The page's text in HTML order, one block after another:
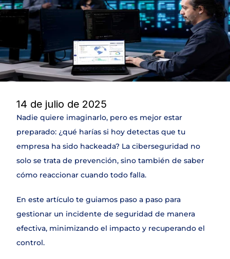
Back Up & Storage
DLP
NAC & IPAM
Wifi Security
IDS
SIEM
Web Application Firewall
Encryption & Transfer Files
Threat Intelligence
Join
Experts
14 de julio de 2025
Nadie quiere imaginarlo, pero es mejor estar
preparado: ¿qué harías si hoy detectas que tu
empresa ha sido hackeada? La ciberseguridad no
solo se trata de prevención, sino también de saber
cómo reaccionar cuando todo falla.
En este artículo te guiamos paso a paso para
gestionar un incidente de seguridad de manera
efectiva, minimizando el impacto y recuperando el
control.